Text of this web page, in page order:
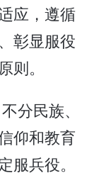
应，遵循
彰显服役
。
分民族、
仰和教育
服兵役。